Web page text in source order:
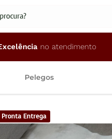
no atendimento
Pelegos
Pronta Entrega